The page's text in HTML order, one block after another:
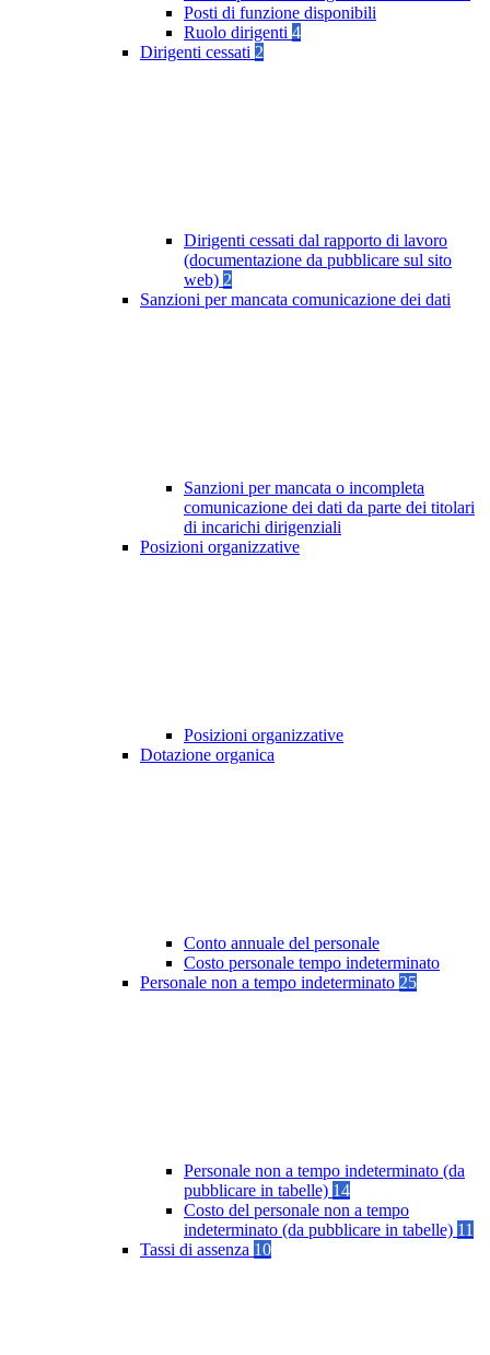
Posti di funzione disponibili
Ruolo dirigenti 4
Dirigenti cessati 2
Dirigenti cessati dal rapporto di lavoro
(documentazione da pubblicare sul sito
web) 2
Sanzioni per mancata comunicazione dei dati
Sanzioni per mancata o incompleta
comunicazione dei dati da parte dei titolari
di incarichi dirigenziali
Posizioni organizzative
Posizioni organizzative
Dotazione organica
Conto annuale del personale
Costo personale tempo indeterminato
Personale non a tempo indeterminato 25
Personale non a tempo indeterminato (da
pubblicare in tabelle) 14
Costo del personale non a tempo
indeterminato (da pubblicare in tabelle) 11
Tassi di assenza 10